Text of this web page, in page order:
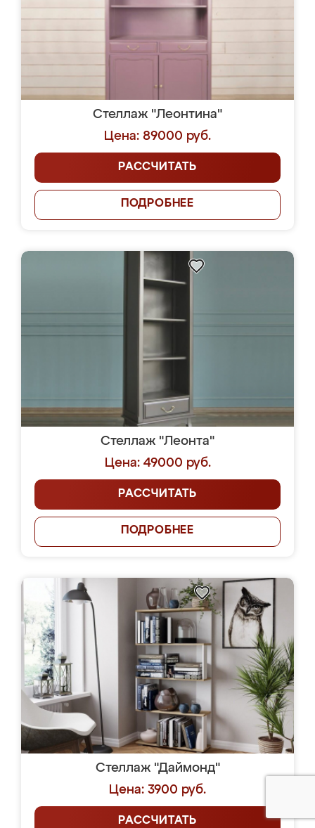
Стеллаж "Леонтина"
Цена: 89000 руб.
РАССЧИТАТЬ
ПОДРОБНЕЕ
Стеллаж "Леонта"
Цена: 49000 руб.
РАССЧИТАТЬ
ПОДРОБНЕЕ
Стеллаж "Даймонд"
Цена: 3900 руб.
РАССЧИТАТЬ